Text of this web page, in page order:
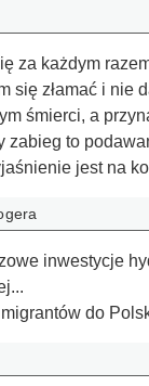
za każdym
się złamać i nie
śmierci, a
zabieg to
jest na
inwestycje
do